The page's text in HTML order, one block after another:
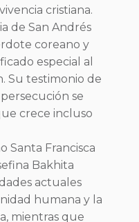
cristiana.
de San Andrés
coreano y
especial al
Su testimonio de
se
crece incluso
Santa Francisca
Bakhita
actuales
humana y la
mientras que